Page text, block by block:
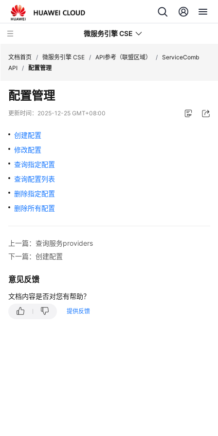
微服务引擎 CSE
最
新
动
品
介
绍
计
费
快
速
门
用
户
文档首页 / 微服务引擎 CSE / API参考（联盟区域） / ServiceComb
API / 配置管理
配置管理
更新时间： 2025-12-25 GMT+08:00
创建配置
修改配置
查询指定配置
查询配置列表
删除指定配置
删除所有配置
上一篇：查询服务providers
下一篇：创建配置
意见反馈
文档内容是否对您有帮助？
提供反馈